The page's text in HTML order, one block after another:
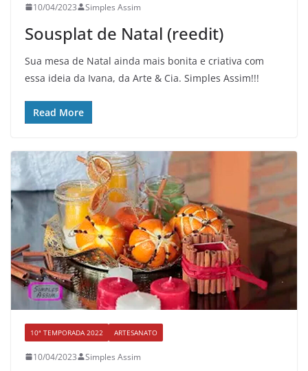
10/04/2023 Simples Assim
Sousplat de Natal (reedit)
Sua mesa de Natal ainda mais bonita e criativa com
essa ideia da Ivana, da Arte & Cia. Simples Assim!!!
Read More
10ª TEMPORADA 2022 ARTESANATO
10/04/2023 Simples Assim